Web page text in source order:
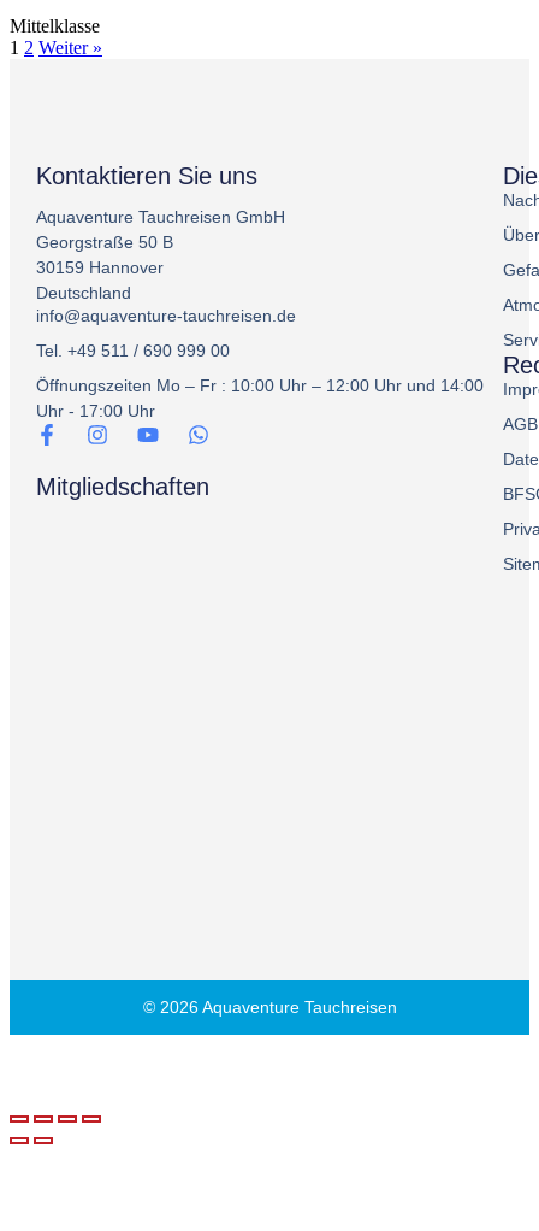
Mittelklasse
1 2 Weiter »
Kontaktieren Sie uns
Aquaventure Tauchreisen GmbH
Georgstraße 50 B
30159 Hannover
Deutschland
info@aquaventure-tauchreisen.de
Tel. +49 511 / 690 999 00
Öffnungszeiten Mo – Fr : 10:00 Uhr – 12:00 Uhr und 14:00
Uhr - 17:00 Uhr
Mitgliedschaften
AGB
© 2026 Aquaventure Tauchreisen